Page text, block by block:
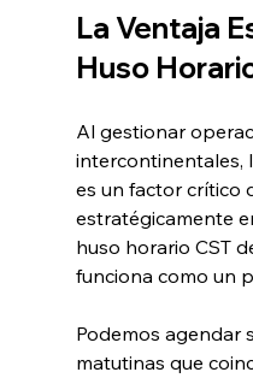
La Ventaja
Huso
Al gestionar
intercontinentales,
es un factor crítico
estratégicamente
huso horario CST
funciona como un
Podemos agendar
matutinas que